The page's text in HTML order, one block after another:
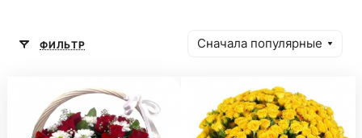
ФИЛЬТР Сначала популярные